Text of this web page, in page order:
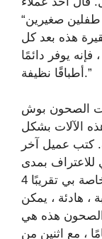
“لقد كانت غسالة الصحون هذه نعمة! مع طفلين صغيرين
هذه بعد كل
يوفر دائمًا
أطباقًا نظيفة.”
الصحون بوش
الآلات بشكل
كتب عميل آخر
للاعتراف بمدى
امتناني لخدمة غسالة الصحون الخاصة بي تقريبًا 4
، هادئة ، يمكن
الصحون هذه هي
السابق الذي استمر 16 عامًا ، مع اثنين من